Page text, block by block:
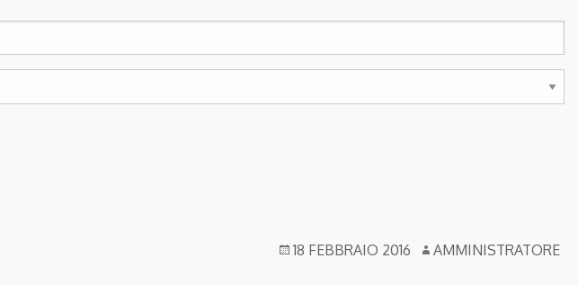
18 FEBBRAIO 2016 AMMINISTRATORE